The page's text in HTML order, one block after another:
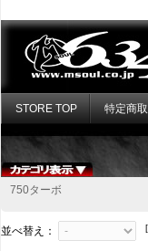
STORE TOP 特定商
750ターボ
並べ替え：